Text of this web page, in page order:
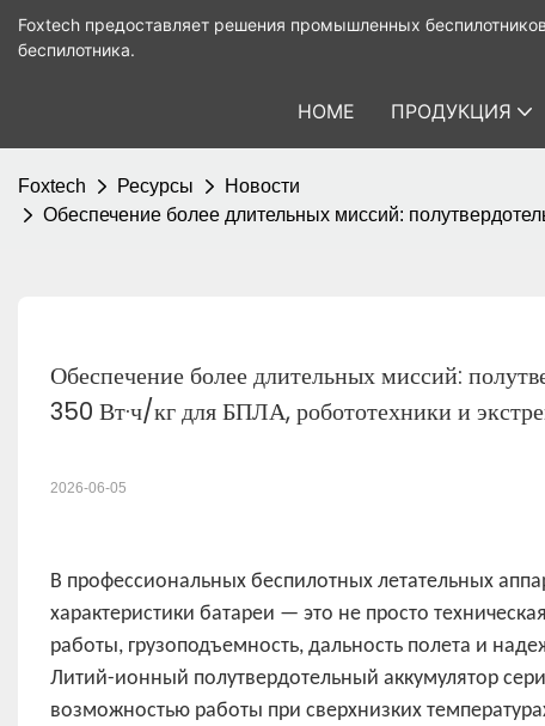
Foxtech предоставляет решения промышленных
беспилотника.
HOME ПРОДУКЦИЯ
Foxtech Ресурсы
Новости
Обеспечение более длительных миссий:
Обеспечение более длительных миссий:
350 Вт·ч/кг для БПЛА, робототехники и
2026-06-05
В профессиональных беспилотных летательных
характеристики батареи — это не просто
работы, грузоподъемность, дальность полета и
Литий-ионный полутвердотельный аккумулятор
возможностью работы при сверхнизких